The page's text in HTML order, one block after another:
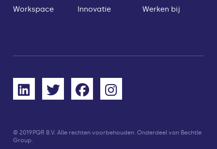
Workspace Innovatie Werken bij
© 2019 PQR B.V. Alle rechten voorbehouden. Onderdeel van Bechtle
Group.